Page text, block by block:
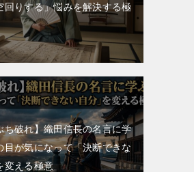
回りする」悩みを解決する極
ち破れ】織田信長の名言に学
目が気になって「決断できな
変える極意